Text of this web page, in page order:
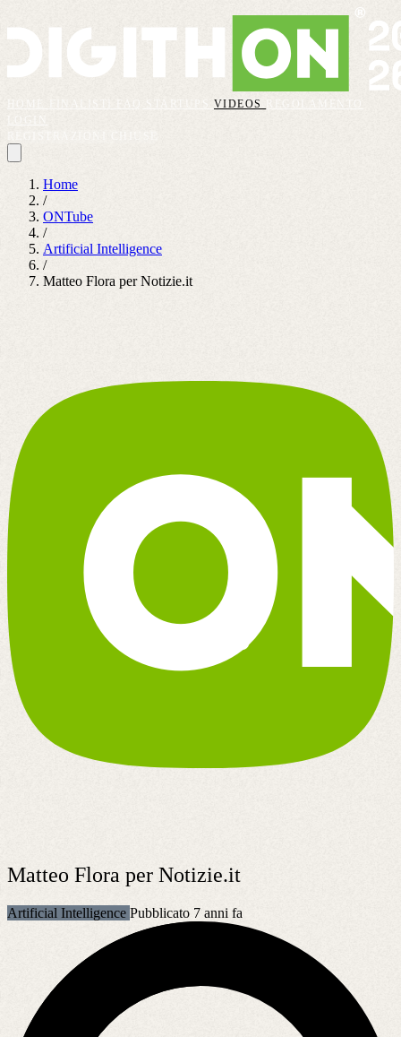
VIDEOS
REGOLAMENTO
Home
/
ONTube
/
Artificial Intelligence
/
Matteo Flora per Notizie.it
Matteo Flora per Notizie.it
Artificial Intelligence Pubblicato 7 anni fa